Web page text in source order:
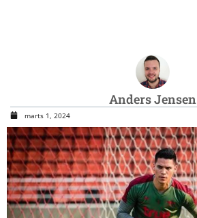
Anders Jensen
marts 1, 2024